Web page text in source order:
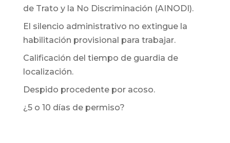
de Trato y la No Discriminación (AINODI).
El silencio administrativo no extingue la
habilitación provisional para trabajar.
Calificación del tiempo de guardia de
localización.
Despido procedente por acoso.
¿5 o 10 días de permiso?